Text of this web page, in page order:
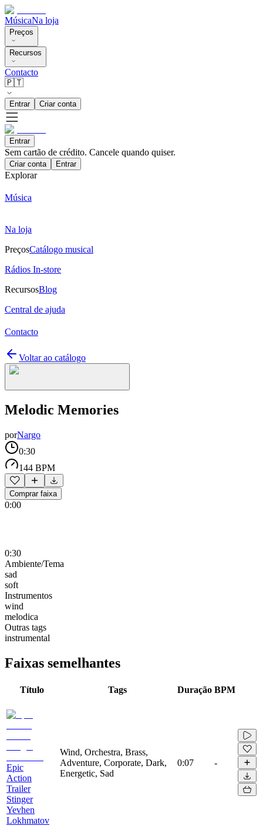
MúsicaNa loja
Preços
Recursos
Contacto
🇵🇹
Entrar Criar conta
Entrar
Sem cartão de crédito. Cancele quando quiser.
Criar conta Entrar
Explorar
Música
Na loja
PreçosCatálogo musical
Rádios In-store
RecursosBlog
Central de ajuda
Contacto
Voltar ao catálogo
Melodic Memories
porNargo
0:30
144 BPM
Comprar faixa
0:00
0:30
Ambiente/Tema
sad
soft
Instrumentos
wind
melodica
Outras tags
instrumental
Faixas semelhantes
Título Tags Duração BPM
Epic
Action
Trailer
Stinger
Yevhen
Lokhmatov
Wind, Orchestra, Brass,
Adventure, Corporate, Dark,
Energetic, Sad
0:07 -